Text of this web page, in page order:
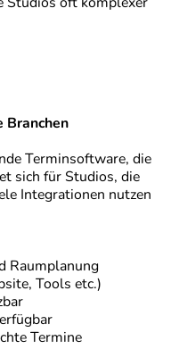
Terminsoftware, die
sich für Studios, die
Integrationen nutzen
Raumplanung
Tools etc.)
Termine